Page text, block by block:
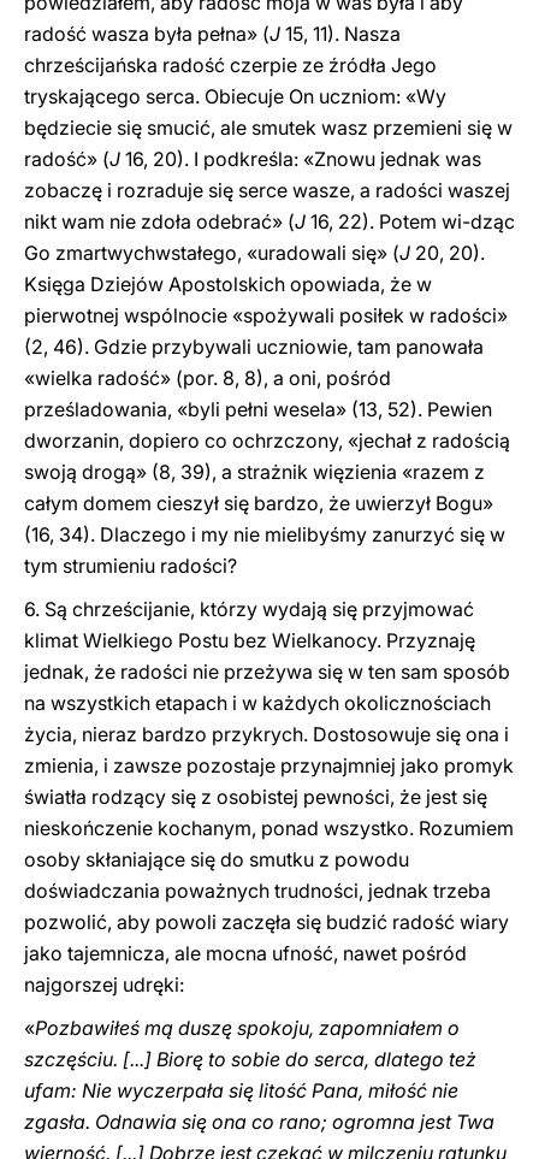
radość wasza była pełna» (J 15, 11). Nasza
chrześcijańska radość czerpie ze źródła Jego
tryskającego serca. Obiecuje On uczniom: «Wy
będziecie się smucić, ale smutek wasz przemieni się w
radość» (J 16, 20). I podkreśla: «Znowu jednak was
zobaczę i rozraduje się serce wasze, a radości waszej
nikt wam nie zdoła odebrać» (J 16, 22). Potem wi-dząc
Go zmartwychwstałego, «uradowali się» (J 20, 20).
Księga Dziejów Apostolskich opowiada, że w
pierwotnej wspólnocie «spożywali posiłek w radości»
(2, 46). Gdzie przybywali uczniowie, tam panowała
«wielka radość» (por. 8, 8), a oni, pośród
prześladowania, «byli pełni wesela» (13, 52). Pewien
dworzanin, dopiero co ochrzczony, «jechał z radością
swoją drogą» (8, 39), a strażnik więzienia «razem z
całym domem cieszył się bardzo, że uwierzył Bogu»
(16, 34). Dlaczego i my nie mielibyśmy zanurzyć się w
tym strumieniu radości?
6. Są chrześcijanie, którzy wydają się przyjmować
klimat Wielkiego Postu bez Wielkanocy. Przyznaję
jednak, że radości nie przeżywa się w ten sam sposób
na wszystkich etapach i w każdych okolicznościach
życia, nieraz bardzo przykrych. Dostosowuje się ona i
zmienia, i zawsze pozostaje przynajmniej jako promyk
światła rodzący się z osobistej pewności, że jest się
nieskończenie kochanym, ponad wszystko. Rozumiem
osoby skłaniające się do smutku z powodu
doświadczania poważnych trudności, jednak trzeba
pozwolić, aby powoli zaczęła się budzić radość wiary
jako tajemnicza, ale mocna ufność, nawet pośród
najgorszej udręki:
«Pozbawiłeś mą duszę spokoju, zapomniałem o
szczęściu. [...] Biorę to sobie do serca, dlatego też
ufam: Nie wyczerpała się litość Pana, miłość nie
zgasła. Odnawia się ona co rano; ogromna jest Twa
wierność. [...] Dobrze jest czekać w milczeniu ratunku